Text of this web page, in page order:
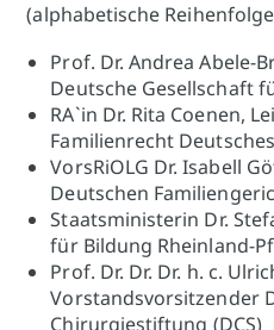
(alphabetische
Prof. Dr. Andrea Abele-
Deutsche Gesellschaft
RA`in Dr. Rita Coenen,
Familienrecht
VorsRiOLG Dr. Isabell
Deutschen
Staatsministerin Dr.
für Bildung Rheinland-
Prof. Dr. Dr. Dr. h. c.
Vorstandsvorsitzender
Chirurgiestiftung (DCS)